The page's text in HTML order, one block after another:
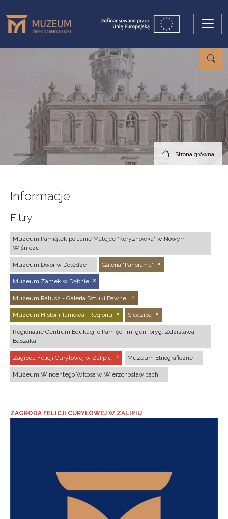
Strona główna
Informacje
Filtry:
Muzeum Pamiątek po Janie Matejce "Koryznówka" w Nowym
Wiśniczu
Muzeum Dwór w Dołędze Galeria "Panorama"
Muzeum Zamek w Dębnie
Muzeum Ratusz - Galeria Sztuki Dawnej
Muzeum Historii Tarnowa i Regionu Siedziba
Regionalne Centrum Edukacji o Pamięci im. gen. bryg. Zdzisława
Baszaka
Zagroda Felicji Curyłowej w Zalipiu Muzeum Etnograficzne
Muzeum Wincentego Witosa w Wierzchosławicach
ZAGRODA FELICJI CURYŁOWEJ W ZALIPIU